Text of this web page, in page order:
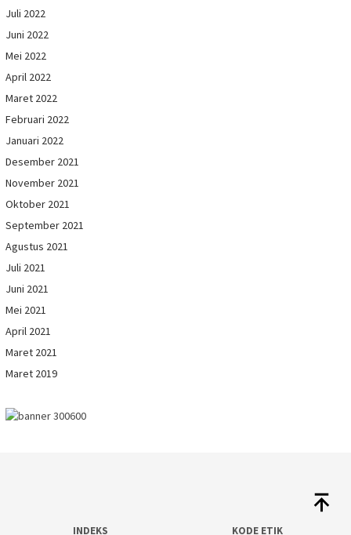
Juli 2022
Juni 2022
Mei 2022
April 2022
Maret 2022
Februari 2022
Januari 2022
Desember 2021
November 2021
Oktober 2021
September 2021
Agustus 2021
Juli 2021
Juni 2021
Mei 2021
April 2021
Maret 2021
Maret 2019
INDEKS KODE ETIK